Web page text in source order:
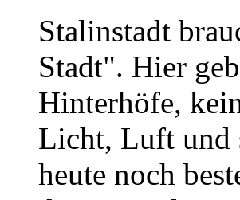
Stalinstadt
Stadt". Hier
Hinterhöfe,
Licht, Luft und
heute noch